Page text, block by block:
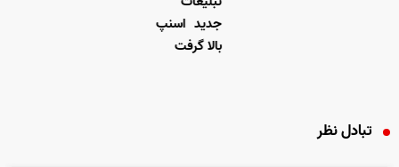
جدید اسنپ
بالا گرفت
تبادل نظر